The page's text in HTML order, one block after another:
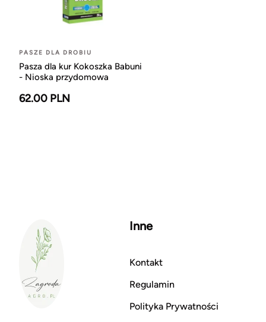
PASZE DLA DROBIU
Pasza dla kur Kokoszka Babuni
- Nioska przydomowa
62.00 PLN
Inne
Kontakt
Regulamin
Polityka Prywatności